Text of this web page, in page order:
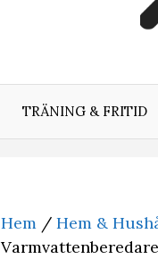
TRÄNING & FRITID
Hem / Hem &